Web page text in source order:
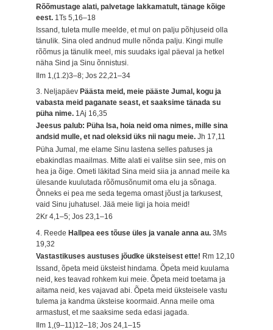
Rõõmustage alati, palvetage lakkamatult, tänage kõige
eest. 1Ts 5,16–18
Issand, tuleta mulle meelde, et mul on palju põhjuseid olla
tänulik. Sina oled andnud mulle nõnda palju. Kingi mulle
rõõmus ja tänulik meel, mis suudaks igal päeval ja hetkel
näha Sind ja Sinu õnnistusi.
Ilm 1,(1.2)3–8; Jos 22,21–34
3. Neljapäev Päästa meid, meie pääste Jumal, kogu ja
vabasta meid paganate seast, et saaksime tänada su
püha nime. 1Aj 16,35
Jeesus palub: Püha Isa, hoia neid oma nimes, mille sina
andsid mulle, et nad oleksid üks nii nagu meie.Jh 17,11
Püha Jumal, me elame Sinu lastena selles patuses ja
ebakindlas maailmas. Mitte alati ei valitse siin see, mis on
hea ja õige. Ometi läkitad Sina meid siia ja annad meile ka
ülesande kuulutada rõõmusõnumit oma elu ja sõnaga.
Õnneks ei pea me seda tegema omast jõust ja tarkusest,
vaid Sinu juhatusel. Jää meie ligi ja hoia meid!
2Kr 4,1–5; Jos 23,1–16
4. ReedeHallpea ees tõuse üles ja vanale anna au.3Ms
19,32
Vastastikuses austuses jõudke üksteisest ette! Rm 12,10
Issand, õpeta meid üksteist hindama. Õpeta meid kuulama
neid, kes teavad rohkem kui meie. Õpeta meid toetama ja
aitama neid, kes vajavad abi. Õpeta meid üksteisele vastu
tulema ja kandma üksteise koormaid. Anna meile oma
armastust, et me saaksime seda edasi jagada.
Ilm 1,(9–11)12–18; Jos 24,1–15